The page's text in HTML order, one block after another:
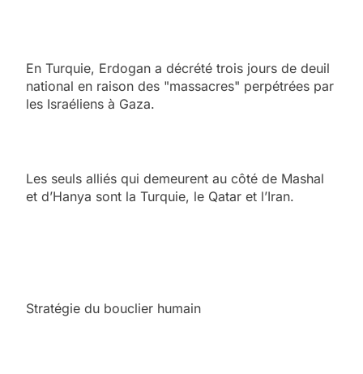
En Turquie, Erdogan a décrété trois jours de deuil
national en raison des "massacres" perpétrées par
les Israéliens à Gaza.
Les seuls alliés qui demeurent au côté de Mashal
et d’Hanya sont la Turquie, le Qatar et l’Iran.
Stratégie du bouclier humain